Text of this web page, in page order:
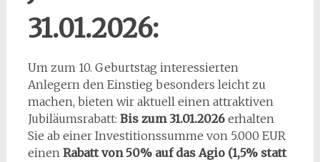
31.01.2026:
Um zum 10. Geburtstag interessierten
Anlegern den Einstieg besonders leicht zu
machen, bieten wir aktuell einen attraktiven
Jubiläumsrabatt: Bis zum 31.01.2026erhalten
Sie ab einer Investitionssumme von 5.000 EUR
einen Rabatt von 50% auf das Agio (1,5% statt